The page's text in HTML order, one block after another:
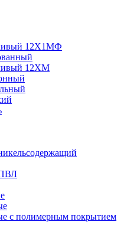
12Х1МФ
12ХМ
с полимерным покрытием